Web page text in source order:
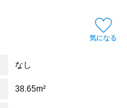
気になる
なし
38.65m²